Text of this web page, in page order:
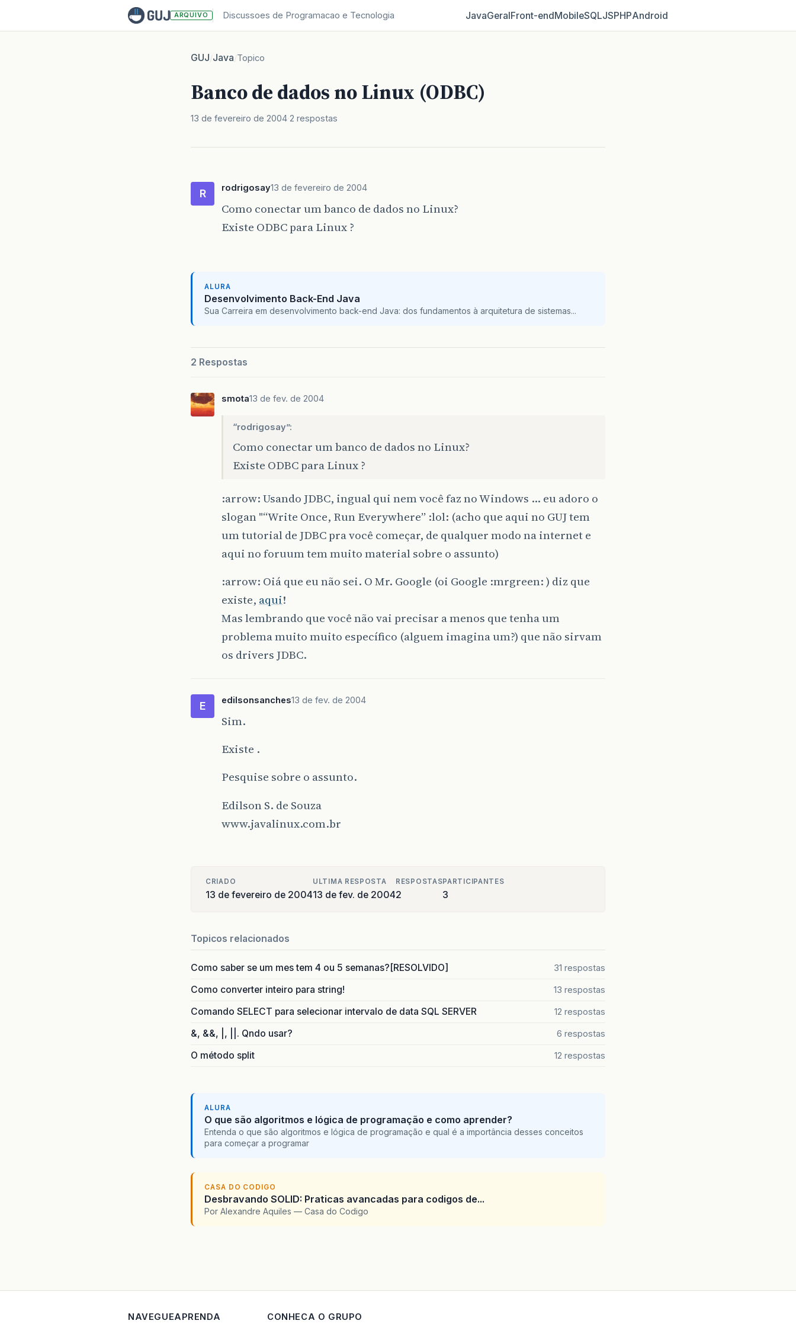
ARQUIVO Discussoes de Programacao e Tecnologia JavaGeralFront‑endMobileSQLJSPHPAndroid
GUJ/Java/Topico
Banco de dados no Linux (ODBC)
13 de fevereiro de 2004 2 respostas
R rodrigosay13 de fevereiro de 2004
Como conectar um banco de dados no Linux?
Existe ODBC para Linux ?
ALURA
Desenvolvimento Back-End Java
Sua Carreira em desenvolvimento back-end Java: dos fundamentos à arquitetura de sistemas...
2 Respostas
smota13 de fev. de 2004
“rodrigosay”:
Como conectar um banco de dados no Linux?
Existe ODBC para Linux ?
:arrow: Usando JDBC, ingual qui nem você faz no Windows … eu adoro o
slogan "“Write Once, Run Everywhere” :lol: (acho que aqui no GUJ tem
um tutorial de JDBC pra você começar, de qualquer modo na internet e
aqui no foruum tem muito material sobre o assunto)
:arrow: Oiá que eu não sei. O Mr. Google (oi Google :mrgreen: ) diz que
existe, aqui!
Mas lembrando que você não vai precisar a menos que tenha um
problema muito muito específico (alguem imagina um?) que não sirvam
os drivers JDBC.
E edilsonsanches13 de fev. de 2004
Sim.
Existe .
Pesquise sobre o assunto.
Edilson S. de Souza
www.javalinux.com.br
CRIADO
13 de fevereiro de 2004
ULTIMA RESPOSTA
13 de fev. de 2004
RESPOSTAS
2
PARTICIPANTES
3
Topicos relacionados
Como saber se um mes tem 4 ou 5 semanas?[RESOLVIDO] 31 respostas
Como converter inteiro para string! 13 respostas
Comando SELECT para selecionar intervalo de data SQL SERVER 12 respostas
&, &&, |, ||. Qndo usar? 6 respostas
O método split 12 respostas
ALURA
O que são algoritmos e lógica de programação e como aprender?
Entenda o que são algoritmos e lógica de programação e qual é a importância desses conceitos
para começar a programar
CASA DO CODIGO
Desbravando SOLID: Praticas avancadas para codigos de...
Por Alexandre Aquiles — Casa do Codigo
NAVEGUEAPRENDA CONHECA O GRUPO